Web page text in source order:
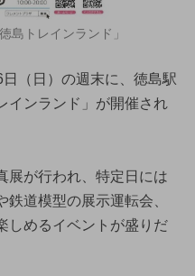
島トレインランド」
（日）の週末に、徳島駅
インランド」が開催され
展が行われ、特定日には
道模型の展示運転会、
しめるイベントが盛りだ